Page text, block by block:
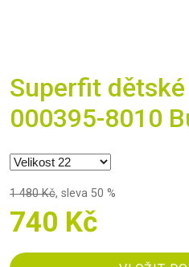
Superfit
000395-8010
1 480 Kč, sleva 50 %
740 Kč